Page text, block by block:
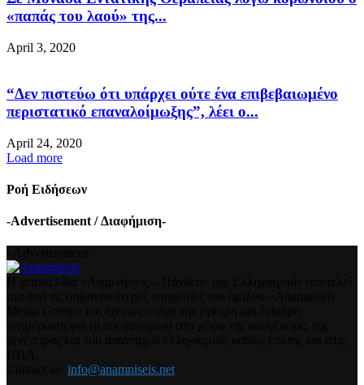
«παπάς του λαού» της...
April 3, 2020
“Δεν πιστεύω ότι υπάρχει ούτε ένα επιβεβαιωμένο
περιστατικό επαναλοίμωξης”, λέει ο...
April 24, 2020
Load more
Ροή Ειδήσεων
-Advertisement / Διαφήμιση-
info@anamniseis.net